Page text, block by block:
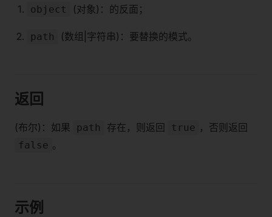
object (对象)：的反面；
path (数组|字符串)：要替换的模式。
返回
(布尔)：如果 path 存在，则返回 true ，否则返回
false 。
示例